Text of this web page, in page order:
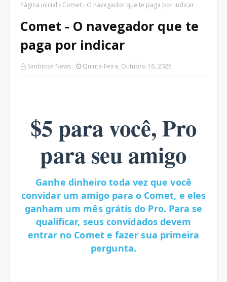
Página inicial Comet - O navegador que te paga por indicar
Comet - O navegador que te
paga por indicar
Simbiose News Quinta-Feira, Outubro 16, 2025
$5 para você, Pro
para seu amigo
Ganhe dinheiro toda vez que você
convidar um amigo para o Comet, e eles
ganham um mês grátis do Pro. Para se
qualificar, seus convidados devem
entrar no Comet e fazer sua primeira
pergunta.